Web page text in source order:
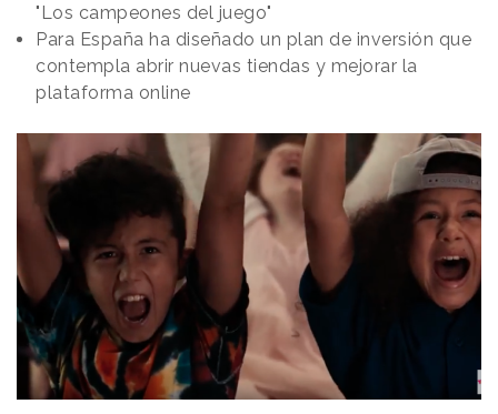
"Los campeones del juego"
Para España ha diseñado un plan de inversión que
contempla abrir nuevas tiendas y mejorar la
plataforma online